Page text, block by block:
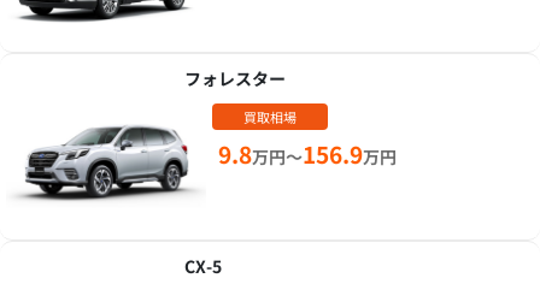
フォレスター
買取相場
9.8万円～156.9万円
CX-5